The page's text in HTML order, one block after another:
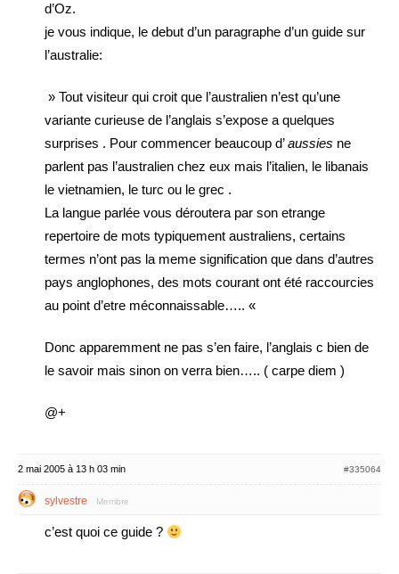
d’Oz.
je vous indique, le debut d’un paragraphe d’un guide sur
l’australie:
» Tout visiteur qui croit que l’australien n’est qu’une
variante curieuse de l’anglais s’expose a quelques
surprises . Pour commencer beaucoup d’aussies ne
parlent pas l’australien chez eux mais l’italien, le libanais
le vietnamien, le turc ou le grec .
La langue parlée vous déroutera par son etrange
repertoire de mots typiquement australiens, certains
termes n’ont pas la meme signification que dans d’autres
pays anglophones, des mots courant ont été raccourcies
au point d’etre méconnaissable….. «
Donc apparemment ne pas s’en faire, l’anglais c bien de
le savoir mais sinon on verra bien….. ( carpe diem )
@+
2 mai 2005 à 13 h 03 min #335064
sylvestre Membre
c’est quoi ce guide ?